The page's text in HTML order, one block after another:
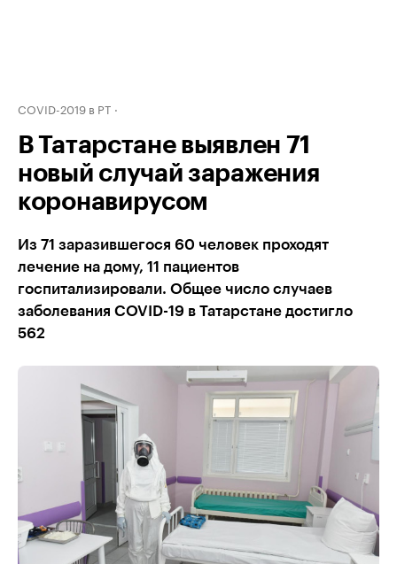
COVID-2019 в РТ
В Татарстане выявлен 71
новый случай заражения
коронавирусом
Из 71 заразившегося 60 человек проходят
лечение на дому, 11 пациентов
госпитализировали. Общее число случаев
заболевания COVID-19 в Татарстане достигло
562